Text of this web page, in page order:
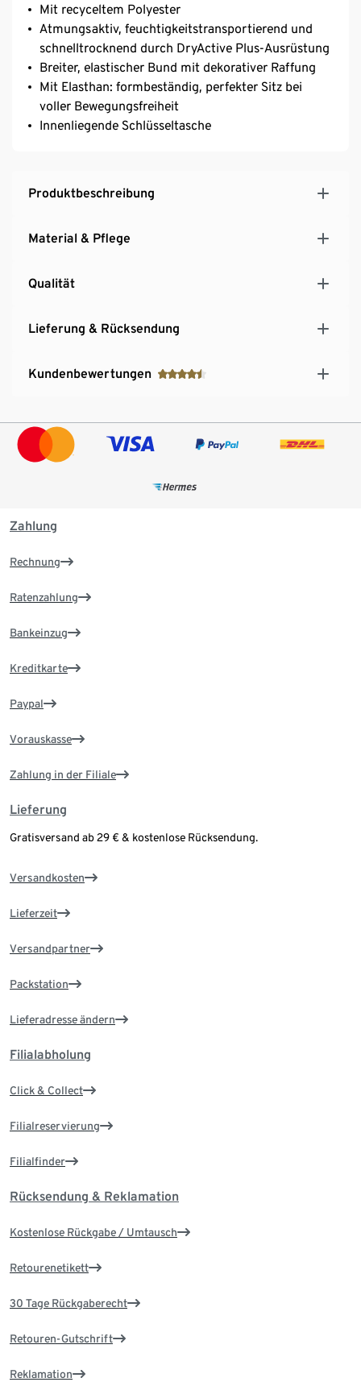
Mit recyceltem Polyester
Atmungsaktiv, feuchtigkeitstransportierend und
schnelltrocknend durch DryActive Plus-Ausrüstung
Breiter, elastischer Bund mit dekorativer Raffung
Mit Elasthan: formbeständig, perfekter Sitz bei
voller Bewegungsfreiheit
Innenliegende Schlüsseltasche
Produktbeschreibung
Material & Pflege
Qualität
Lieferung & Rücksendung
Kundenbewertungen
Zahlung
Rechnung
Ratenzahlung
Bankeinzug
Kreditkarte
Paypal
Vorauskasse
Zahlung in der Filiale
Lieferung
Gratisversand ab 29 € & kostenlose Rücksendung.
Versandkosten
Lieferzeit
Versandpartner
Packstation
Lieferadresse ändern
Filialabholung
Click & Collect
Filialreservierung
Filialfinder
Rücksendung & Reklamation
Kostenlose Rückgabe / Umtausch
Retourenetikett
30 Tage Rückgaberecht
Retouren-Gutschrift
Reklamation